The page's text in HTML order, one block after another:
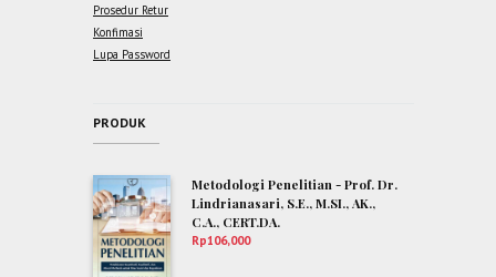
Prosedur Retur
Konfimasi
Lupa Password
PRODUK
Metodologi Penelitian - Prof. Dr.
Lindrianasari, S.E., M.SI., AK.,
C.A., CERT.DA.
Rp106,000